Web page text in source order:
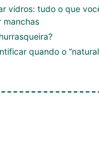
vidros: tudo o que
manchas
quando o